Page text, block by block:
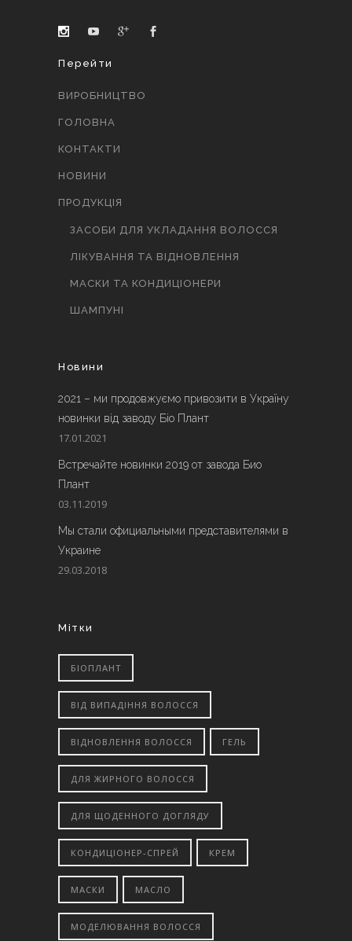
Перейти
ВИРОБНИЦТВО
ГОЛОВНА
КОНТАКТИ
НОВИНИ
ПРОДУКЦІЯ
ЗАСОБИ ДЛЯ УКЛАДАННЯ ВОЛОССЯ
ЛІКУВАННЯ ТА ВІДНОВЛЕННЯ
МАСКИ ТА КОНДИЦІОНЕРИ
ШАМПУНІ
Новини
2021 – ми продовжуємо привозити в Україну
новинки від заводу Біо Плант
17.01.2021
Встречайте новинки 2019 от завода Био
Плант
03.11.2019
Мы стали официальными представителями в
Украине
29.03.2018
Мітки
БІОПЛАНТ
ВІД ВИПАДІННЯ ВОЛОССЯ
ВІДНОВЛЕННЯ ВОЛОССЯ ГЕЛЬ
ДЛЯ ЖИРНОГО ВОЛОССЯ
ДЛЯ ЩОДЕННОГО ДОГЛЯДУ
КОНДИЦІОНЕР-СПРЕЙ КРЕМ
МАСКИ МАСЛО
МОДЕЛЮВАННЯ ВОЛОССЯ